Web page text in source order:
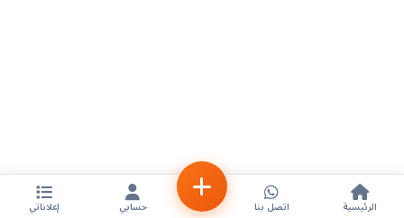
الرئيسية اتصل بنا حسابي إعلاناتي